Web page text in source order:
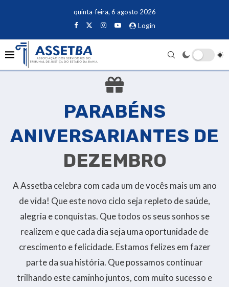
quinta-feira, 6 agosto 2026
Login
PARABÉNS
ANIVERSARIANTES DE
DEZEMBRO
A Assetba celebra com cada um de vocês mais um ano
de vida! Que este novo ciclo seja repleto de saúde,
alegria e conquistas. Que todos os seus sonhos se
realizem e que cada dia seja uma oportunidade de
crescimento e felicidade. Estamos felizes em fazer
parte da sua história. Que possamos continuar
trilhando este caminho juntos, com muito sucesso e